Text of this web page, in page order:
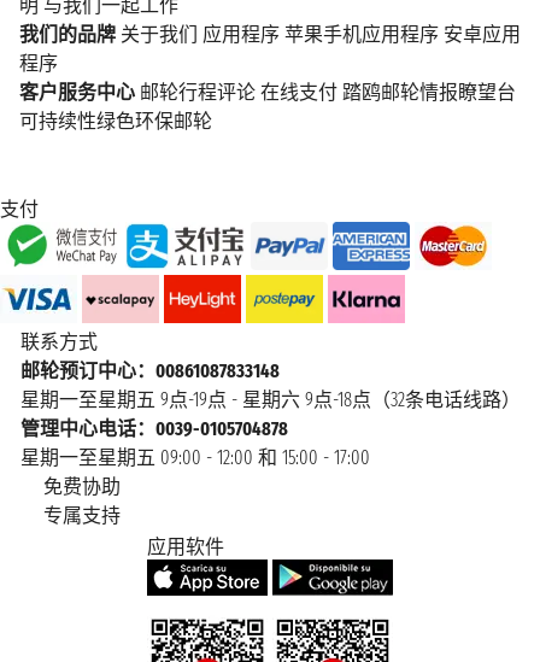
明 与我们一起工作
我们的品牌 关于我们 应用程序 苹果手机应用程序 安卓应用
程序
客户服务中心 邮轮行程评论 在线支付 踏鸥邮轮情报瞭望台
可持续性绿色环保邮轮
支付
联系方式
邮轮预订中心：00861087833148
星期一至星期五 9点-19点 - 星期六 9点-18点（32条电话线路）
管理中心电话：0039-0105704878
星期一至星期五 09:00 - 12:00 和 15:00 - 17:00
免费协助
专属支持
应用软件